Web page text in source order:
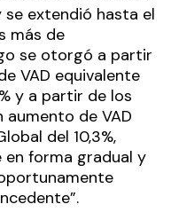
se extendió hasta el
más de
se otorgó a partir
VAD equivalente
y a partir de los
de VAD
del 10,3%,
forma gradual y